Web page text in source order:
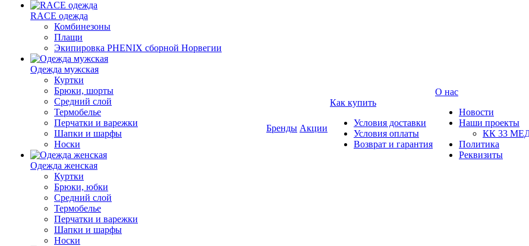
RACE одежда
Комбинезоны
Плащи
Экипировка PHENIX сборной Норвегии
Одежда мужская
Куртки
Брюки, шорты
Средний слой
Термобелье
Перчатки и варежки
Шапки и шарфы
Носки
Одежда женская
Куртки
Брюки, юбки
Средний слой
Термобелье
Перчатки и варежки
Шапки и шарфы
Носки
Бренды Акции
Как купить
Условия доставки
Условия оплаты
Возврат и гарантия
О нас
Новости
Наши проекты
КК 33
Политика
Реквизиты